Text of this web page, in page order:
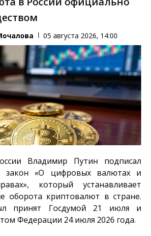
05 августа 2026, 14:00
Владимир Путин подписал
закон «О цифровых валютах и
который устанавливает
оборота криптовалют в стране.
принят Госдумой 21 июля и
Федерации 24 июля 2026 года.